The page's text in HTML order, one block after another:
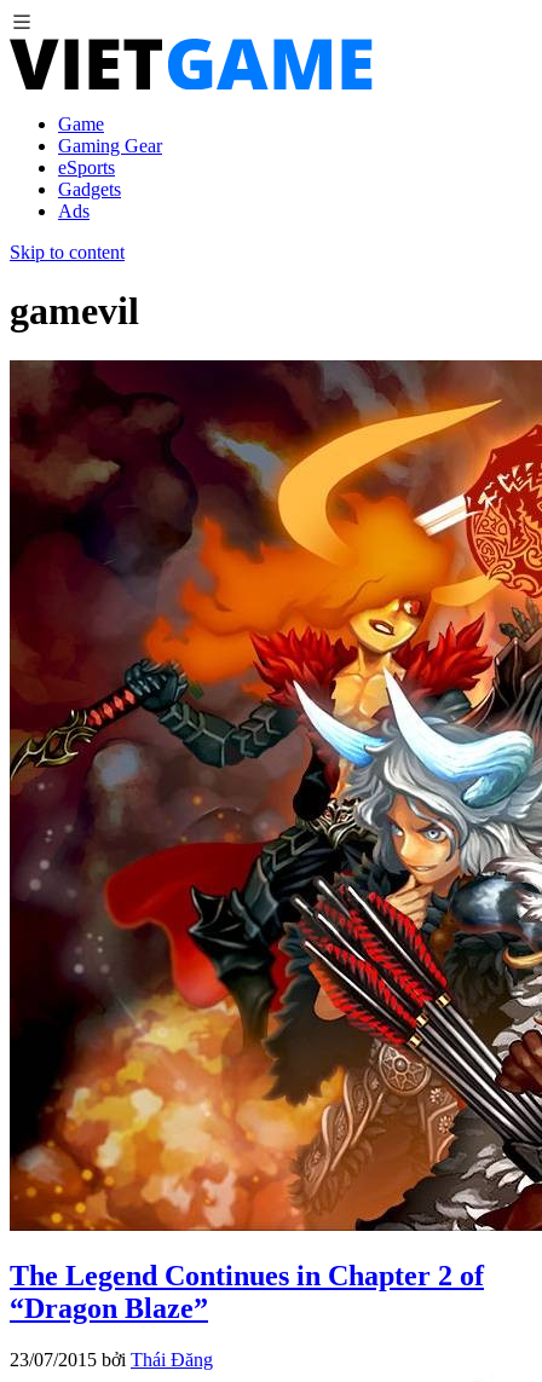
Game
Gaming Gear
eSports
Gadgets
Ads
Skip to content
gamevil
The Legend Continues in Chapter 2 of
“Dragon Blaze”
23/07/2015 bởi Thái Đăng